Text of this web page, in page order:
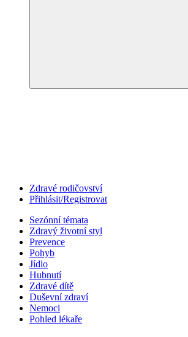
Zdravé rodičovství
Přihlásit/Registrovat
Sezónní témata
Zdravý životní styl
Prevence
Pohyb
Jídlo
Hubnutí
Zdravé dítě
Duševní zdraví
Nemoci
Pohled lékaře